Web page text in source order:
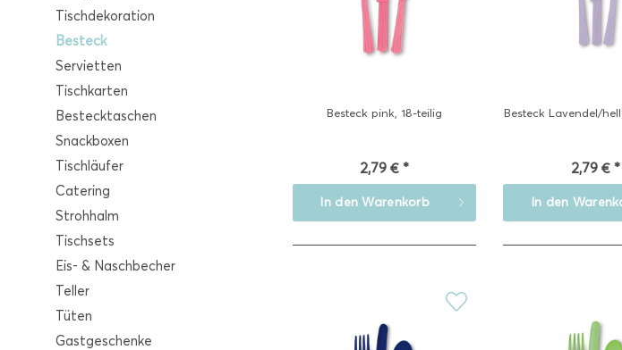
Tischdekoration
Besteck
Servietten
Tischkarten
Bestecktaschen
Snackboxen
Tischläufer
Catering
Strohhalm
Tischsets
Eis- & Naschbecher
Teller
Tüten
Gastgeschenke
Besteck pink, 18-teilig
2,79 € *
In den Warenkorb
Besteck Lavendel/
2,79 € *
In den